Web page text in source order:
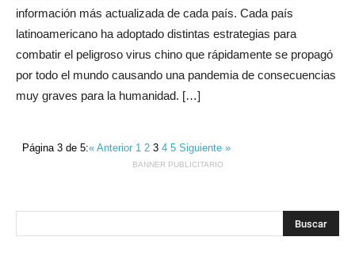
información más actualizada de cada país. Cada país
latinoamericano ha adoptado distintas estrategias para
combatir el peligroso virus chino que rápidamente se propagó
por todo el mundo causando una pandemia de consecuencias
muy graves para la humanidad. […]
Página 3 de 5:« Anterior 123 45Siguiente »
BANNER PUBLICITARIO